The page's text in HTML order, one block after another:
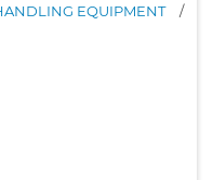
EQUIPMENT
/